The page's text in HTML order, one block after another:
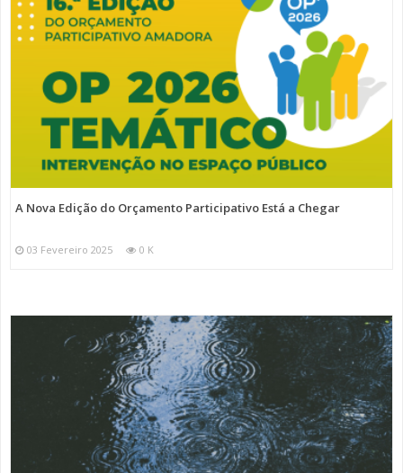
A Nova Edição do Orçamento Participativo Está a Chegar
03 Fevereiro 2025 0 K